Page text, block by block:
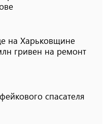
на Харьковщине
​​гривен на ремонт
спасателя